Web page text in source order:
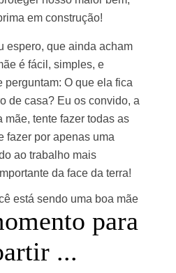
em construção!
espero, que ainda acham
é fácil, simples, e
O que ela fica
de casa? Eu os convido, a
mãe, tente fazer todas as
fazer por apenas uma
ao trabalho mais
da face da terra!
está sendo uma boa mãe
para
...